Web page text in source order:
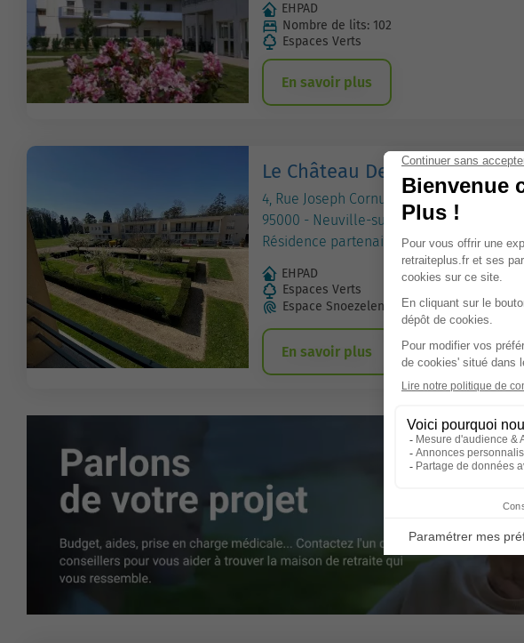
EHPAD
Nombre de lits: 102
Espaces Verts
En savoir plus
Le Château De Neuville
4, Rue Joseph Cornudet
95000 - Neuville-sur-oise
Résidence partenaire
EHPAD
Espaces Verts
Espace Snoezelen
En savoir plus